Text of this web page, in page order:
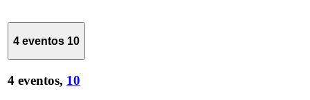
4 eventos 10
4 eventos, 10